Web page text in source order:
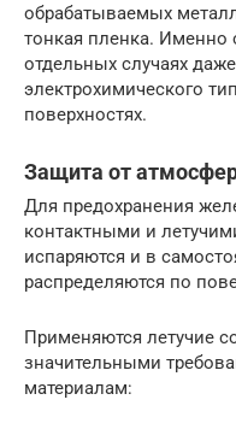
обрабатываемых
тонкая пленка. Именно
отдельных случаях
электрохимического
поверхностях.
Защита от
Для предохранения
контактными и
испаряются и в
распределяются по
Применяются летучие
значительными
материалам: